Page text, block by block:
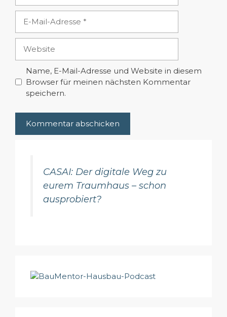
Mail-
Adresse
Name, E-Mail-Adresse und Website in diesem
Browser für meinen nächsten Kommentar
speichern.
CASAI: Der digitale Weg zu
eurem Traumhaus – schon
ausprobiert?